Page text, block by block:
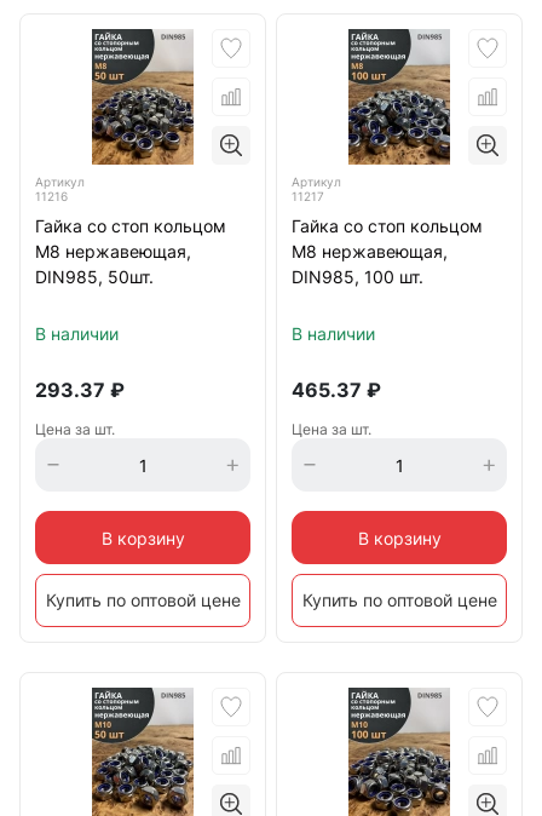
Артикул
11216
Гайка со стоп кольцом
М8 нержавеющая,
DIN985, 50шт.
В наличии
293.37 ₽
Цена за шт.
В корзину
Купить по оптовой цене
Артикул
11217
Гайка со стоп кольцом
М8 нержавеющая,
DIN985, 100 шт.
В наличии
465.37 ₽
Цена за шт.
В корзину
Купить по оптовой цене